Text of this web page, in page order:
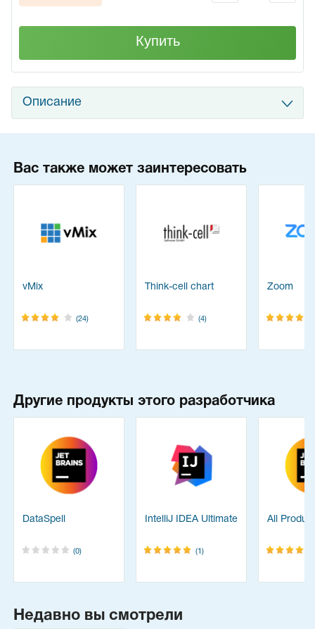
Купить
Описание
Вас также может заинтересовать
vMix
(24)
Think-cell chart
(4)
Zoom
Другие продукты этого разработчика
DataSpell
(0)
IntelliJ IDEA Ultimate
(1)
All
Недавно вы смотрели